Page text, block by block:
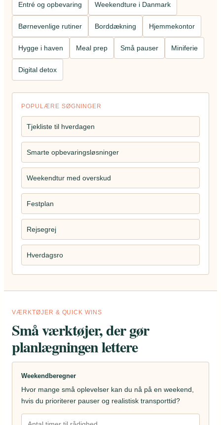
Entré og opbevaring Weekendture i Danmark
Børnevenlige rutiner Borddækning Hjemmekontor
Hygge i haven Meal prep Små pauser Miniferie
Digital detox
POPULÆRE SØGNINGER
Tjekliste til hverdagen
Smarte opbevaringsløsninger
Weekendtur med overskud
Festplan
Rejsegrej
Hverdagsro
VÆRKTØJER & QUICK WINS
Små værktøjer, der gør
planlægningen lettere
Weekendberegner
Hvor mange små oplevelser kan du nå på en weekend,
hvis du prioriterer pauser og realistisk transporttid?